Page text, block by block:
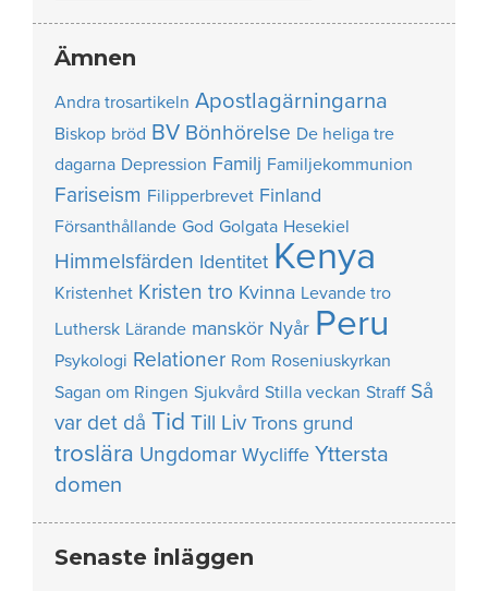
Ämnen
Andra trosartikeln Apostlagärningarna
Biskop bröd BV Bönhörelse De heliga tre
dagarna Depression Familj Familjekommunion
Fariseism Filipperbrevet Finland
Försanthållande God Golgata Hesekiel
Himmelsfärden Identitet Kenya
Kristenhet Kristen tro Kvinna Levande tro
Luthersk Lärande manskör Nyår Peru
Psykologi Relationer Rom Roseniuskyrkan
Sagan om Ringen Sjukvård Stilla veckan Straff Så
var det då Tid Till Liv Trons grund
troslära Ungdomar Wycliffe Yttersta
domen
Senaste inläggen